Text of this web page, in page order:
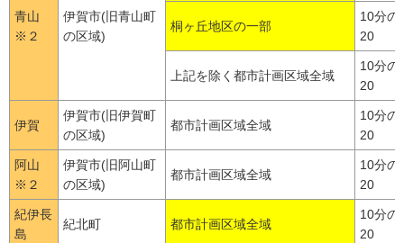
青山
※２
伊賀市(旧青山町
の区域)
桐ヶ丘地区の一部
10分の
20
上記を除く都市計画区域全域
10分の
20
伊賀
伊賀市(旧伊賀町
の区域)
都市計画区域全域
10分の
20
阿山
※２
伊賀市(旧阿山町
の区域)
都市計画区域全域
10分の
20
紀伊長
島
紀北町 都市計画区域全域
10分の
20